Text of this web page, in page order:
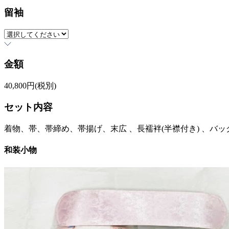
留袖
金額
40,800円(税別)
セット内容
着物、帯、帯締め、帯揚げ、末広 、長襦袢(半襟付き) 、バ
和装小物